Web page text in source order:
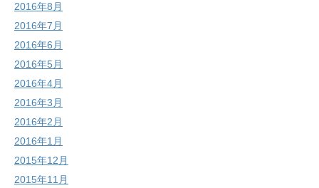
2016年8月
2016年7月
2016年6月
2016年5月
2016年4月
2016年3月
2016年2月
2016年1月
2015年12月
2015年11月